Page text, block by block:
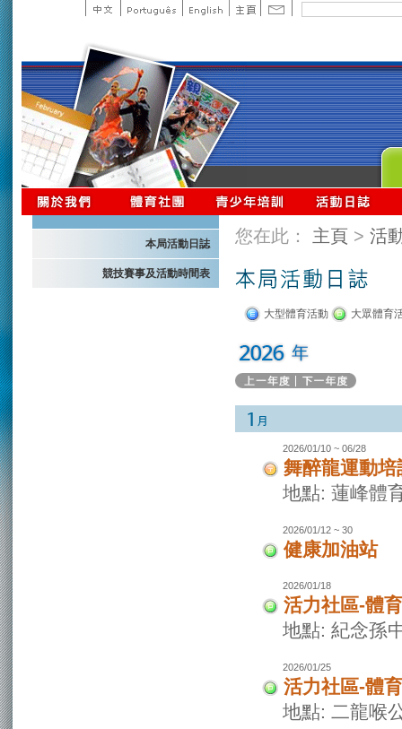
本局活動日誌
競技賽事及活動時間表
您在此： 主頁 > 活
大型體育活動 大眾體育
2026/01/10 ~ 06/28
舞醉龍運動培
地點: 蓮峰體
2026/01/12 ~ 30
健康加油站
2026/01/18
活力社區-體
地點: 紀念孫
2026/01/25
活力社區-體
地點: 二龍喉